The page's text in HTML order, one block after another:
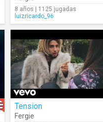
8 años | 1125 jugadas
luizricardo_96
Tension
Fergie